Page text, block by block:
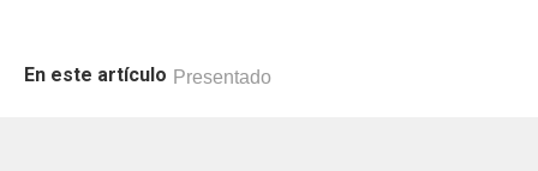
En este artículo Presentado